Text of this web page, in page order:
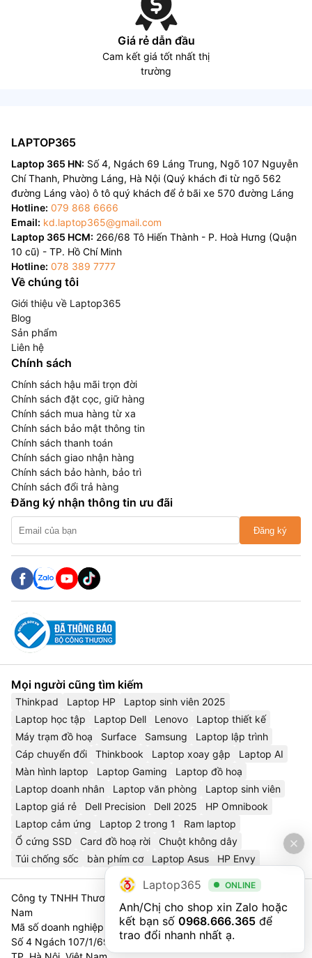
Giá rẻ dẫn đầu
Cam kết giá tốt nhất thị
trường
LAPTOP365
Laptop 365 HN: Số 4, Ngách 69 Láng Trung, Ngõ 107 Nguyễn
Chí Thanh, Phường Láng, Hà Nội (Quý khách đi từ ngõ 562
đường Láng vào) ô tô quý khách để ở bãi xe 570 đường Láng
Hotline: 079 868 6666
Email: kd.laptop365@gmail.com
Laptop 365 HCM: 266/68 Tô Hiến Thành - P. Hoà Hưng (Quận
10 cũ) - TP. Hồ Chí Minh
Hotline: 078 389 7777
Về chúng tôi
Giới thiệu về Laptop365
Blog
Sản phẩm
Liên hệ
Chính sách
Chính sách hậu mãi trọn đời
Chính sách đặt cọc, giữ hàng
Chính sách mua hàng từ xa
Chính sách bảo mật thông tin
Chính sách thanh toán
Chính sách giao nhận hàng
Chính sách bảo hành, bảo trì
Chính sách đổi trả hàng
Đăng ký nhận thông tin ưu đãi
Đăng ký
Mọi người cũng tìm kiếm
Thinkpad Laptop HP
Laptop sinh viên 2025
Laptop học tập
Laptop Dell Lenovo
Laptop thiết kế
Máy trạm đồ hoạ
Surface Samsung
Laptop lập trình
Cáp chuyển đổi
Thinkbook Laptop xoay gập
Laptop AI
Màn hình laptop
Laptop Gaming
Laptop đồ hoạ
Laptop doanh nhân
Laptop văn phòng
Laptop sinh viên
Laptop giá rẻ
Dell Precision Dell 2025
HP Omnibook
Laptop cảm ứng
Laptop 2 trong 1
Ram laptop
Ổ cứng SSD
Card đồ hoạ rời
Chuột không dây
Túi chống sốc
bàn phím cơ Laptop Asus HP Envy
Công ty TNHH Thương Mại Và Dịch Vụ Công Nghệ 365 Việt
Nam
Mã số doanh nghiệp 0111023179 - Sở Tài Chính TP. Hà Nội cấp
Số 4 Ngách 107/1/69 Nguyễn Chí Thanh, Tổ 3, Phường Láng,
Laptop365 ONLINE
Anh/Chị cho shop xin Zalo hoặc
kết bạn số 0968.666.365 để
trao đổi nhanh nhất ạ.